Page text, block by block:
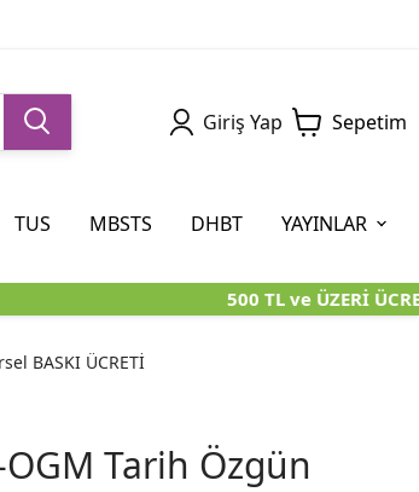
Giriş Yap Sepetim
AYT
KARA KUTU KİTAPLARI
ÖABT
ÖZGÜN ÜRÜNLER
5. SINIF (İOKBS)
KARA KUTU KİTAPLARI
TUS MBSTS DHBT YAYINLAR
500 TL ve ÜZERİ
BASKI ÜCRETİ
OGM Tarih Özgün